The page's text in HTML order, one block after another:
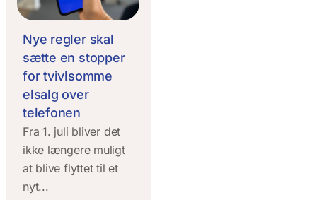
Nye regler skal
sætte en stopper
for tvivlsomme
elsalg over
telefonen
Fra 1. juli bliver det
ikke længere muligt
at blive flyttet til et
nyt...